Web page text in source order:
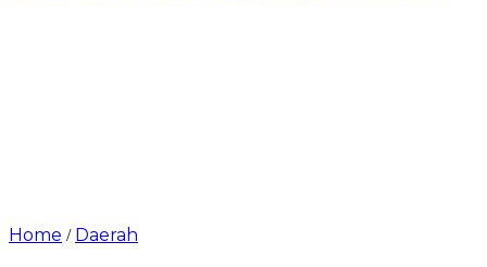
Home / Daerah